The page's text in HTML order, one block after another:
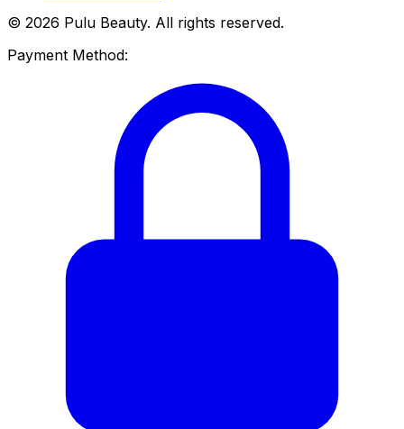
© 2026 Pulu Beauty. All rights reserved.
Payment Method: